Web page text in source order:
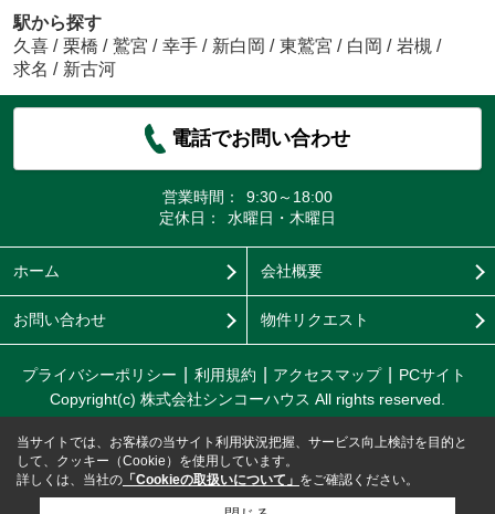
駅から探す
久喜 / 栗橋 / 鷲宮 / 幸手 / 新白岡 / 東鷲宮 / 白岡 / 岩槻 /
求名 / 新古河
電話でお問い合わせ
営業時間：
9:30～18:00
定休日：
水曜日・木曜日
ホーム 会社概要
お問い合わせ 物件リクエスト
プライバシーポリシー 利用規約 アクセスマップ
PCサイト
Copyright(c) 株式会社シンコーハウス All rights reserved.
当サイトでは、お客様の当サイト利用状況把握、サービス向上検討を目的と
して、クッキー（Cookie）を使用しています。
詳しくは、当社の 「Cookieの取扱いについて」 をご確認ください。